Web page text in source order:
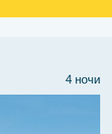
4 ночи